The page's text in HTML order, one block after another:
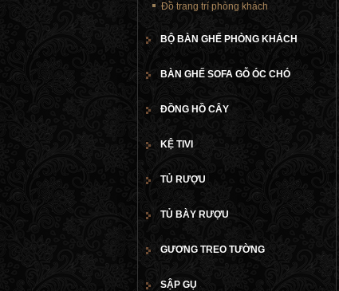
Đồ trang trí phòng khách
BỘ BÀN GHẾ PHÒNG KHÁCH
BÀN GHẾ SOFA GỖ ÓC CHÓ
ĐỒNG HỒ CÂY
KỆ TIVI
TỦ RƯỢU
TỦ BÀY RƯỢU
GƯƠNG TREO TƯỜNG
SẬP GỤ